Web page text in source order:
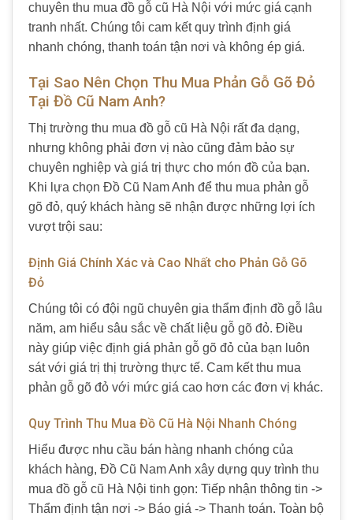
chuyên thu mua đồ gỗ cũ Hà Nội với mức giá cạnh
tranh nhất. Chúng tôi cam kết quy trình định giá
nhanh chóng, thanh toán tận nơi và không ép giá.
Tại Sao Nên Chọn Thu Mua Phản Gỗ Gõ Đỏ
Tại Đồ Cũ Nam Anh?
Thị trường thu mua đồ gỗ cũ Hà Nội rất đa dạng,
nhưng không phải đơn vị nào cũng đảm bảo sự
chuyên nghiệp và giá trị thực cho món đồ của bạn.
Khi lựa chọn Đồ Cũ Nam Anh để thu mua phản gỗ
gõ đỏ, quý khách hàng sẽ nhận được những lợi ích
vượt trội sau:
Định Giá Chính Xác và Cao Nhất cho Phản Gỗ Gõ
Đỏ
Chúng tôi có đội ngũ chuyên gia thẩm định đồ gỗ lâu
năm, am hiểu sâu sắc về chất liệu gỗ gõ đỏ. Điều
này giúp việc định giá phản gỗ gõ đỏ của bạn luôn
sát với giá trị thị trường thực tế. Cam kết thu mua
phản gỗ gõ đỏ với mức giá cao hơn các đơn vị khác.
Quy Trình Thu Mua Đồ Cũ Hà Nội Nhanh Chóng
Hiểu được nhu cầu bán hàng nhanh chóng của
khách hàng, Đồ Cũ Nam Anh xây dựng quy trình thu
mua đồ gỗ cũ Hà Nội tinh gọn: Tiếp nhận thông tin ->
Thẩm định tận nơi -> Báo giá -> Thanh toán. Toàn bộ